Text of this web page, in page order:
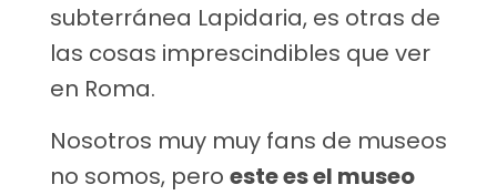
subterránea Lapidaria, es otras de
las cosas imprescindibles que ver
en Roma.
Nosotros muy muy fans de museos
no somos, pero este es el museo